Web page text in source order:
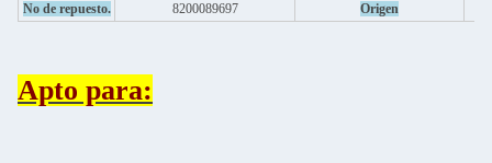
No de repuesto.
8200089697 Origen
Apto para: